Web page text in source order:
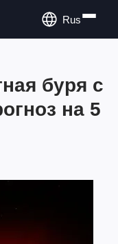
Rus
буря с
на 5